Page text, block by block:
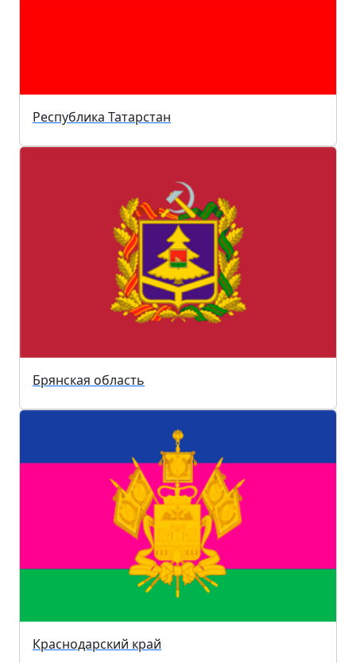
Республика Татарстан
Брянская область
Краснодарский край